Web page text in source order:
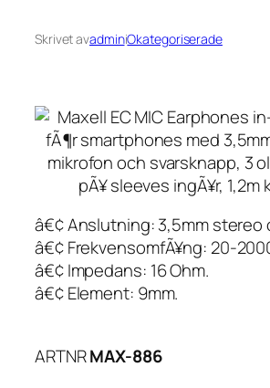
Skrivet avadminiOkategoriserade
â€¢ Anslutning: 3,5mm stereo
â€¢ FrekvensomfÃ¥ng: 20-
â€¢ Impedans: 16 Ohm.
â€¢ Element: 9mm.
ARTNRMAX-886